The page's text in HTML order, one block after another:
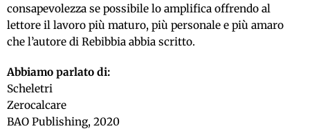
consapevolezza se possibile lo amplifica offrendo al
lettore il lavoro più maturo, più personale e più amaro
che l’autore di Rebibbia abbia scritto.
Abbiamo parlato di:
Scheletri
Zerocalcare
BAO Publishing, 2020